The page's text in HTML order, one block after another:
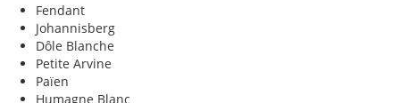
Fendant
Johannisberg
Dôle Blanche
Petite Arvine
Païen
Humagne Blanc